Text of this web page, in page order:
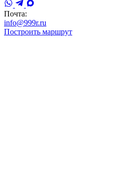
Почта:
info@999r.ru
Построить маршрут